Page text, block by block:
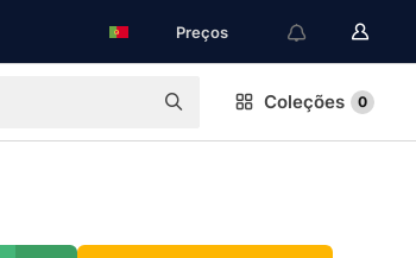
Preços
Coleções 0